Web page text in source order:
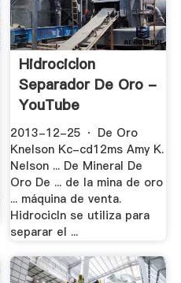
Hidrociclon
Separador De Oro -
YouTube
2013-12-25 · De Oro
Knelson Kc-cd12ms Amy K.
Nelson ... De Mineral De
Oro De ... de la mina de oro
... máquina de venta.
Hidrocicln se utiliza para
separar el ...